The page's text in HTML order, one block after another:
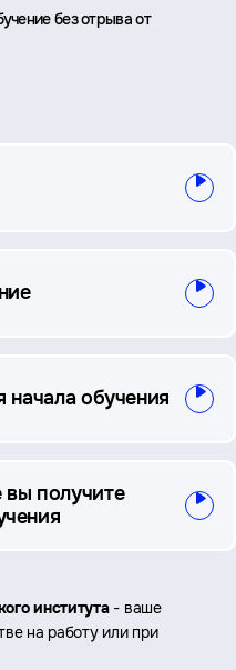
без отрыва от
начала обучения
получите
института- ваше
на работу или при